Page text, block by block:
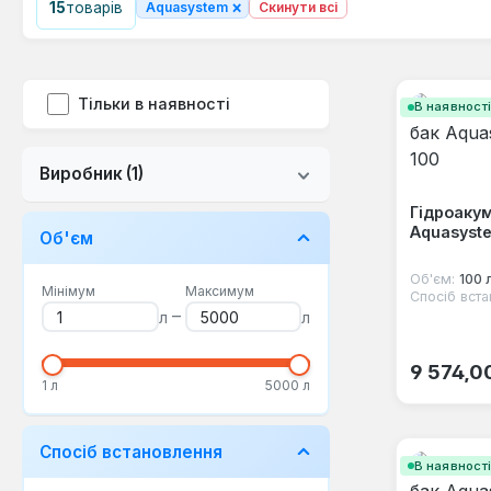
15товарів Aquasystem × Скинути всі
Тільки в наявності
Виробник (1)
Об'єм
Мінімум
л –
Максимум
л
1 л 5000 л
Спосіб встановлення
В наявності
Об'єм: 100
Спосіб
9
В наявності